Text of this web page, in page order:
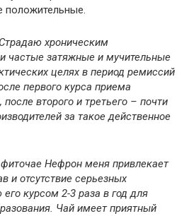
положительные.
хроническим
частые затяжные и мучительные
целях в период ремиссий
первого курса приема
второго и третьего – почти
за такое действенное
Нефрон меня привлекает
и отсутствие серьезных
курсом 2-3 раза в год для
Чай имеет приятный